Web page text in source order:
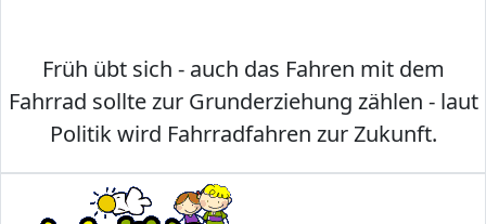
Früh übt sich - auch das Fahren mit dem
Fahrrad sollte zur Grunderziehung zählen - laut
Politik wird Fahrradfahren zur Zukunft.